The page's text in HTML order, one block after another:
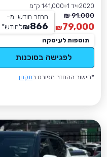
2020 יד 1
141,000 ק״מ
91,000 ₪
79,000
₪
החזר חודשי מ-
866
₪לחודש*
תוספות לעיסקה
לפגישה בסוכנות
*חישוב ההחזר מפורט בתקנון